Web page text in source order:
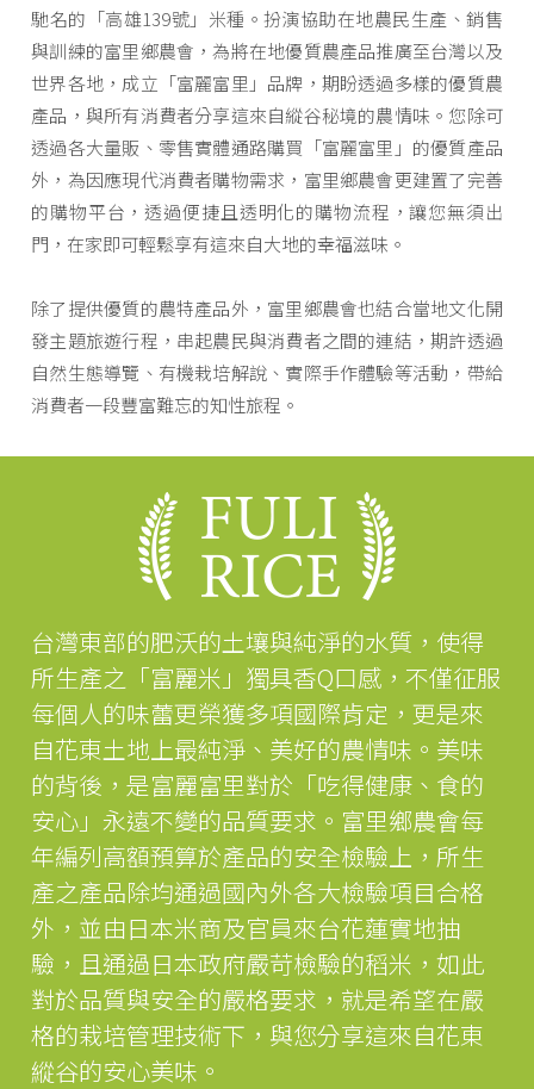
馳名的「高雄139號」米種。扮演協助在地農民生產、銷售
與訓練的富里鄉農會，為將在地優質農產品推廣至台灣以及
世界各地，成立「富麗富里」品牌，期盼透過多樣的優質農
產品，與所有消費者分享這來自縱谷秘境的農情味。您除可
透過各大量販、零售實體通路購買「富麗富里」的優質產品
外，為因應現代消費者購物需求，富里鄉農會更建置了完善
的購物平台，透過便捷且透明化的購物流程，讓您無須出
門，在家即可輕鬆享有這來自大地的幸福滋味。
除了提供優質的農特產品外，富里鄉農會也結合當地文化開
發主題旅遊行程，串起農民與消費者之間的連結，期許透過
自然生態導覽、有機栽培解說、實際手作體驗等活動，帶給
消費者一段豐富難忘的知性旅程。
台灣東部的肥沃的土壤與純淨的水質，使得
所生產之「富麗米」獨具香Q口感，不僅征服
每個人的味蕾更榮獲多項國際肯定，更是來
自花東土地上最純淨、美好的農情味。美味
的背後，是富麗富里對於「吃得健康、食的
安心」永遠不變的品質要求。富里鄉農會每
年編列高額預算於產品的安全檢驗上，所生
產之產品除均通過國內外各大檢驗項目合格
外，並由日本米商及官員來台花蓮實地抽
驗，且通過日本政府嚴苛檢驗的稻米，如此
對於品質與安全的嚴格要求，就是希望在嚴
格的栽培管理技術下，與您分享這來自花東
縱谷的安心美味。